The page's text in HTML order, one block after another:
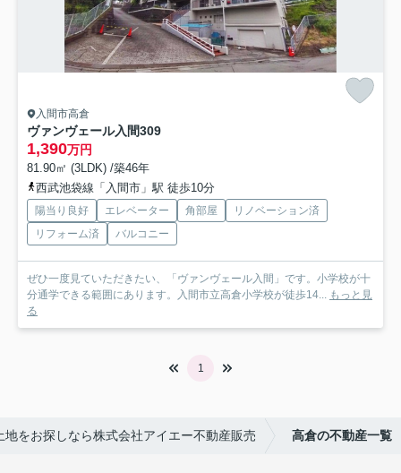
入間市高倉
ヴァンヴェール入間309
1,390万円
81.90㎡ (3LDK) /築46年
西武池袋線「入間市」駅 徒歩10分
陽当り良好 エレベーター 角部屋
リノベーション済
リフォーム済
バルコニー
ぜひ一度見ていただきたい、「ヴァンヴェール入間」です。小学校が十
分通学できる範囲にあります。入間市立高倉小学校が徒歩14... もっと見
る
1
地をお探しなら株式会社アイエー不動産販売 高倉の不動産一覧